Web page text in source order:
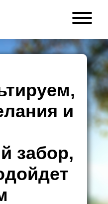
и
забор,